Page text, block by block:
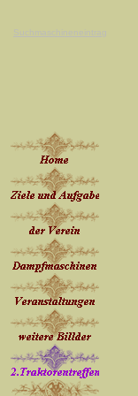
Suchmaschineneintrag